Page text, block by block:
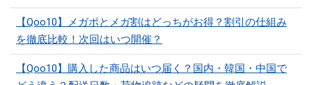
【Qoo10】メガポとメガ割はどっちがお得？割引の仕組み
を徹底比較！次回はいつ開催？
【Qoo10】購入した商品はいつ届く？国内・韓国・中国で